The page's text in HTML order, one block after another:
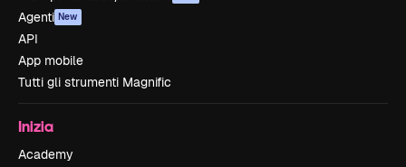
Agenti New
API
App mobile
Tutti gli strumenti Magnific
Inizia
Academy